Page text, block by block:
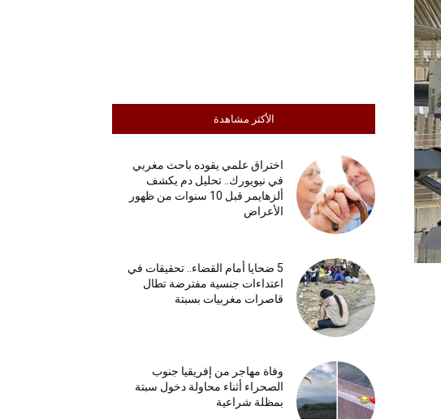
الأكثر مشاهدة
اختراق علمي يقوده باحث مغربي
في نيويورك.. تحليل دم يكشف
ألزهايمر قبل 10 سنوات من ظهور
الأعراض
5 ضحايا أمام القضاء.. تحقيقات في
اعتداءات جنسية مفترضة تطال
قاصرات مغربيات بسبتة
وفاة مهاجر من إفريقيا جنوب
الصحراء أثناء محاولة دخول سبتة
بمظلة شراعية